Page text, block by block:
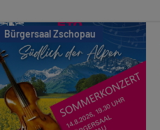
Bürgersaal Zschopau